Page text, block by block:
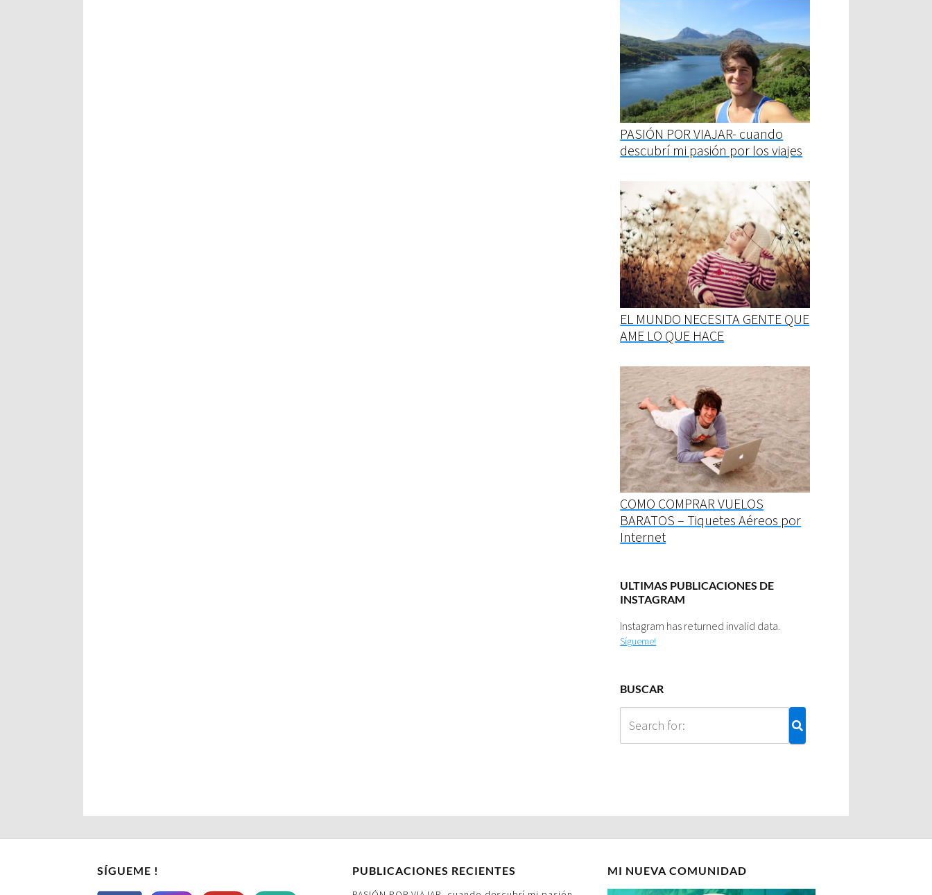
PASIÓN POR VIAJAR- cuando
descubrí mi pasión por los viajes
EL MUNDO NECESITA GENTE QUE
AME LO QUE HACE
COMO COMPRAR VUELOS
BARATOS – Tiquetes Aéreos por
Internet
ULTIMAS PUBLICACIONES DE
INSTAGRAM
Instagram has returned invalid data.
Sígueme!
BUSCAR
SÍGUEME ! PUBLICACIONES RECIENTES MI NUEVA COMUNIDAD